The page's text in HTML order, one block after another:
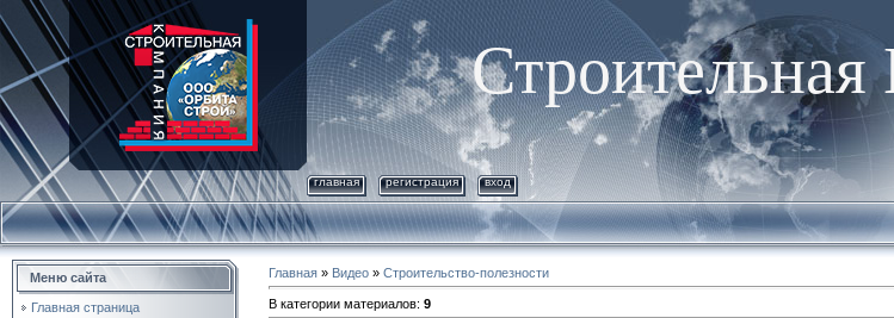
главная регистрация вход
Меню сайта
Главная страница
Главная » Видео » Строительство-полезности
В категории материалов: 9